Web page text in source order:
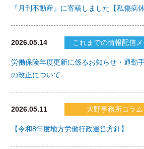
『月刊不動産』に寄稿しました【私傷病
2026.05.14 これまでの情報配信
労働保険年度更新に係るお知らせ・通勤
の改正について
2026.05.11 大野事務所コラム
【令和8年度地方労働行政運営方針】